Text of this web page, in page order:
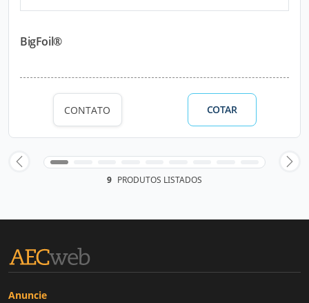
BigFoil®
CONTATO COTAR
9 PRODUTOS LISTADOS
Anuncie